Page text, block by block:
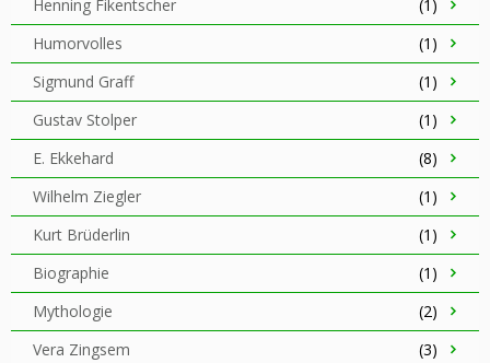
Henning Fikentscher
(1)
Humorvolles
(1)
Sigmund Graff
(1)
Gustav Stolper
(1)
E. Ekkehard
(8)
Wilhelm Ziegler
(1)
Kurt Brüderlin
(1)
Biographie
(1)
Mythologie
(2)
Vera Zingsem
(3)